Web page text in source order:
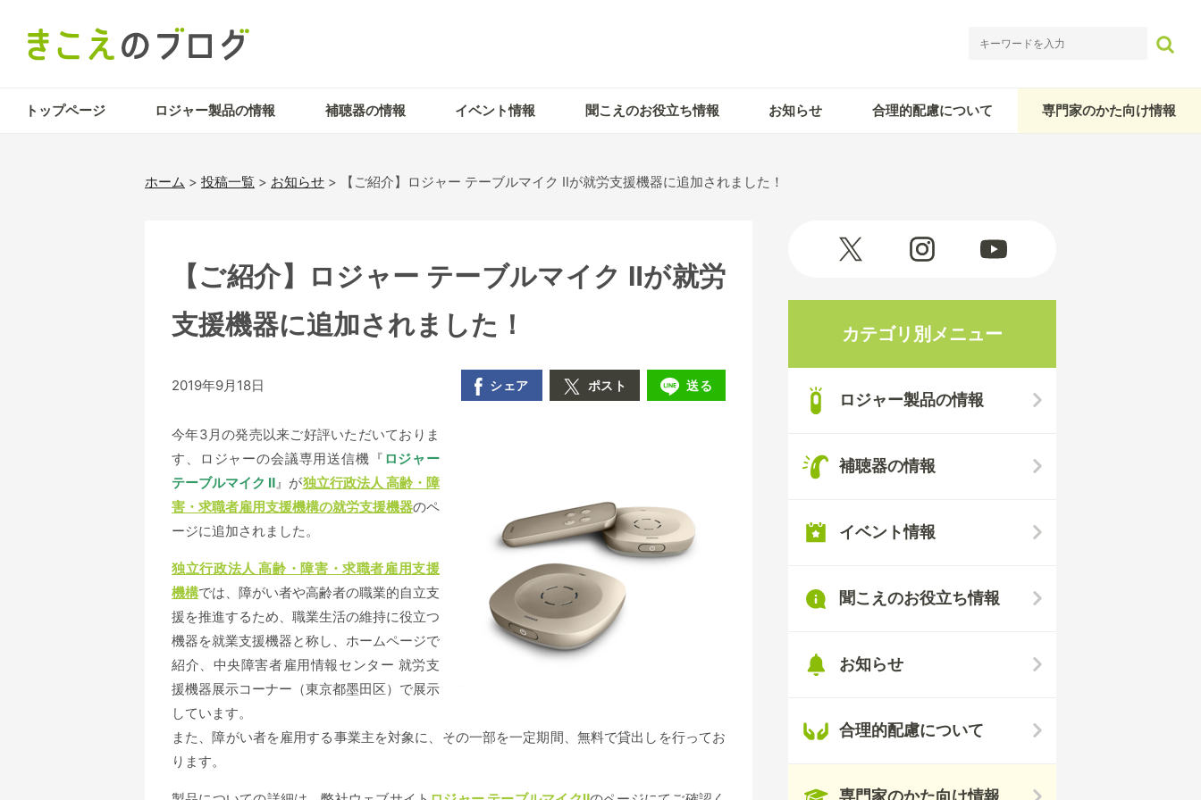
トップページ ロジャー製品の情報 補聴器の情報 イベント情報 聞こえのお役立ち情報 お知らせ 合理的配慮について 専門家のかた向け情報
ホーム > 投稿一覧 > お知らせ > 【ご紹介】ロジャー テーブルマイク Ⅱが就労支援機器に追加されました！
【ご紹介】ロジャー テーブルマイク Ⅱが就労
支援機器に追加されました！
2019年9月18日 シェア ポスト 送る
今年3月の発売以来ご好評いただいておりま
す、ロジャーの会議専用送信機『 ロジャー
テーブルマイク Ⅱ 』が独立行政法人 高齢・障
害・求職者雇用支援機構の就労支援機器のペ
ージに追加されました。
独立行政法人 高齢・障害・求職者雇用支援
機構では、障がい者や高齢者の職業的自立支
援を推進するため、職業生活の維持に役立つ
機器を就業支援機器と称し、ホームページで
紹介、中央障害者雇用情報センター 就労支
援機器展示コーナー（東京都墨田区）で展示
しています。
また、障がい者を雇用する事業主を対象に、その一部を一定期間、無料で貸出しを行ってお
ります。
カテゴリ別メニュー
ロジャー製品の情報
補聴器の情報
イベント情報
聞こえのお役立ち情報
お知らせ
合理的配慮について
専門家のかた向け情報